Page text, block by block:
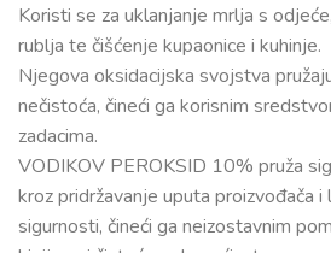
Koristi se za uklanjanje mrlja s
rublja te čišćenje kupaonice i kuhinje.
Njegova oksidacijska svojstva
nečistoća, čineći ga korisnim
zadacima.
VODIKOV PEROKSID 10% pruža
kroz pridržavanje uputa proizvođača i
sigurnosti, čineći ga neizostavnim